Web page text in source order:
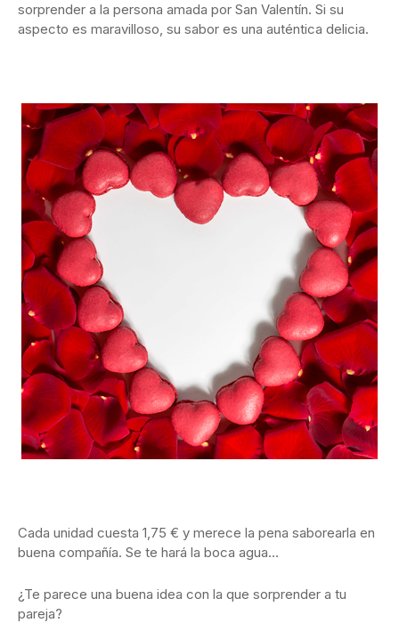
sorprender a la persona amada por San Valentín. Si su
aspecto es maravilloso, su sabor es una auténtica delicia.
Cada unidad cuesta 1,75 € y merece la pena saborearla en
buena compañía. Se te hará la boca agua…
¿Te parece una buena idea con la que sorprender a tu
pareja?